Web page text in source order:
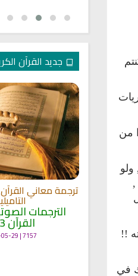
من
,
!!
في
جديد القرآن
ترجمة معاني
الترجمات
القرآن Mp3
7157 | 2024-05-29